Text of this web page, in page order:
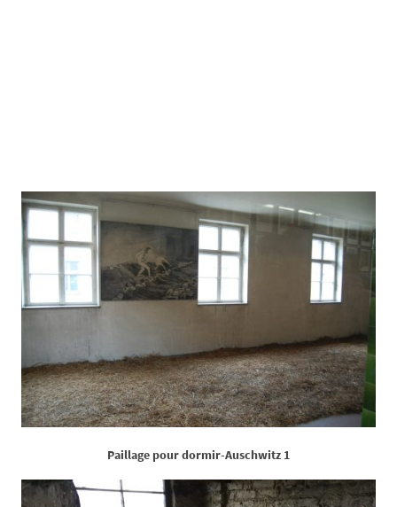
Paillage pour dormir-Auschwitz 1